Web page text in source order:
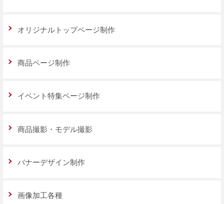
オリジナルトップページ制作
商品ページ制作
イベント特集ページ制作
商品撮影・モデル撮影
バナーデザイン制作
画像加工各種